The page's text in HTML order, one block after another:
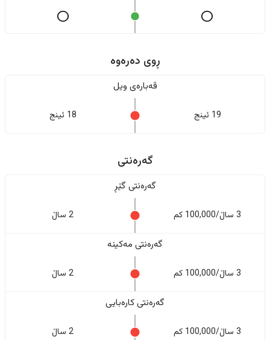
ڕوی دەرەوە
قەبارەی ویل
19 ئینج 18 ئینج
گەرەنتی
گەرەنتی گێڕ
3 ساڵ/100,000 کم 2 ساڵ
گەرەنتی مەکینە
3 ساڵ/100,000 کم 2 ساڵ
گەرەنتی کارەبایی
3 ساڵ/100,000 کم 2 ساڵ